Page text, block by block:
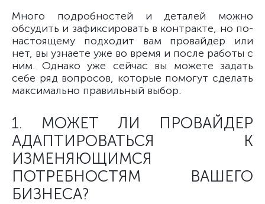
Много подробностей и деталей можно
обсудить и зафиксировать в контракте, но по-
настоящему подходит вам провайдер или
нет, вы узнаете уже во время и после работы с
ним. Однако уже сейчас вы можете задать
себе ряд вопросов, которые помогут сделать
максимально правильный выбор.
1. МОЖЕТ ЛИ ПРОВАЙДЕР
АДАПТИРОВАТЬСЯ К
ИЗМЕНЯЮЩИМСЯ
ПОТРЕБНОСТЯМ ВАШЕГО
БИЗНЕСА?